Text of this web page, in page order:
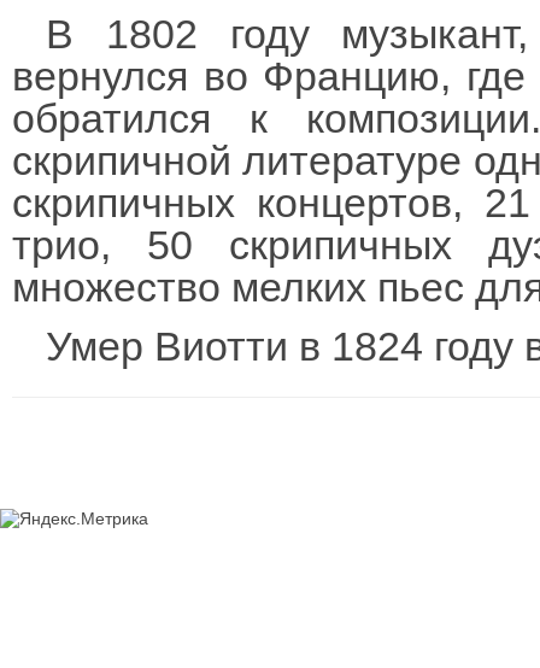
В 1802 году музыкант,
вернулся во Францию,
обратился к
скрипичной литературе
скрипичных концертов,
трио, 50 скрипичных
множество мелких пьес
Умер Виотти в 1824 году